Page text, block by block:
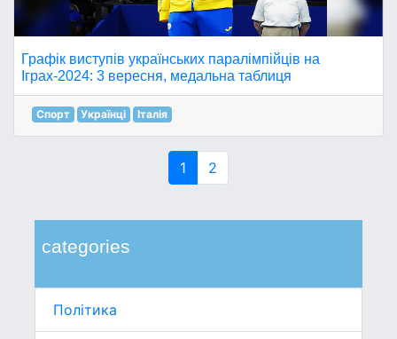
categories
Політика
Графік виступів українських паралімпійців на
Іграх-2024: 3 вересня, медальна таблиця
Спорт Українці Італія
1 2